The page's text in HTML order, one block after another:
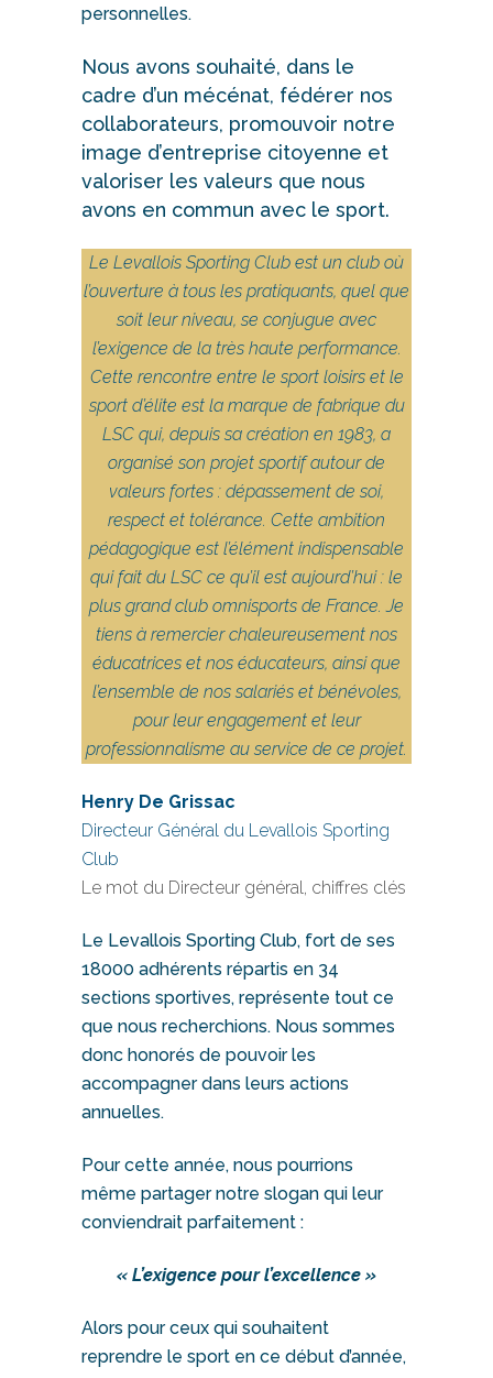
personnelles.
Nous avons souhaité, dans le
cadre d’un mécénat, fédérer nos
collaborateurs, promouvoir notre
image d’entreprise citoyenne et
valoriser les valeurs que nous
avons en commun avec le sport.
Le Levallois Sporting Club est un club où
l’ouverture à tous les pratiquants, quel que
soit leur niveau, se conjugue avec
l’exigence de la très haute performance.
Cette rencontre entre le sport loisirs et le
sport d’élite est la marque de fabrique du
LSC qui, depuis sa création en 1983, a
organisé son projet sportif autour de
valeurs fortes : dépassement de soi,
respect et tolérance. Cette ambition
pédagogique est l’élément indispensable
qui fait du LSC ce qu’il est aujourd’hui : le
plus grand club omnisports de France. Je
tiens à remercier chaleureusement nos
éducatrices et nos éducateurs, ainsi que
l’ensemble de nos salariés et bénévoles,
pour leur engagement et leur
professionnalisme au service de ce projet.
Henry De Grissac
Directeur Général du Levallois Sporting
Club
Le mot du Directeur général, chiffres clés
Le Levallois Sporting Club, fort de ses
18000 adhérents répartis en 34
sections sportives, représente tout ce
que nous recherchions. Nous sommes
donc honorés de pouvoir les
accompagner dans leurs actions
annuelles.
Pour cette année, nous pourrions
même partager notre slogan qui leur
conviendrait parfaitement :
« L’exigence pour l’excellence »
Alors pour ceux qui souhaitent
reprendre le sport en ce début d’année,